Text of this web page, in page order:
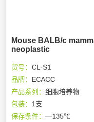
Mouse BALB/c
neoplastic
货号：CL-S1
品牌： ECACC
产品系列：细胞培养物
包装： 1支
保存条件：—135℃